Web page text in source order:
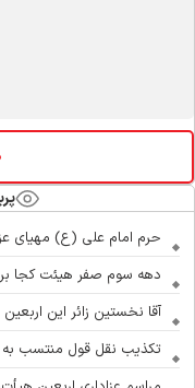
حرم امام علی (ع) مهیای
دهه سوم صفر هیئت کجا
آقا نخستین زائر این اربعین
تکذیب نقل قول منتسب به